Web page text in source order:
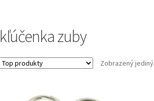
kľúčenka zuby
Zobrazený